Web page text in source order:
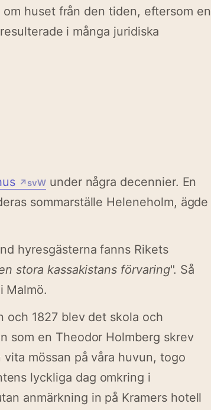
huset från den tiden, eftersom en
i många juridiska
↗svWunder några decennier. En
sommarställe Heleneholm, ägde
hyresgästerna fanns Rikets
stora kassakistans förvaring". Så
Malmö.
och 1827 blev det skola och
som en Theodor Holmberg skrev
mössan på våra huvun, togo
lyckliga dag omkring i
anmärkning in på Kramers hotell